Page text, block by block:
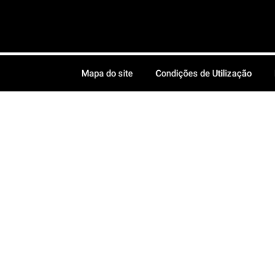
Mapa do site Condições de Utilização